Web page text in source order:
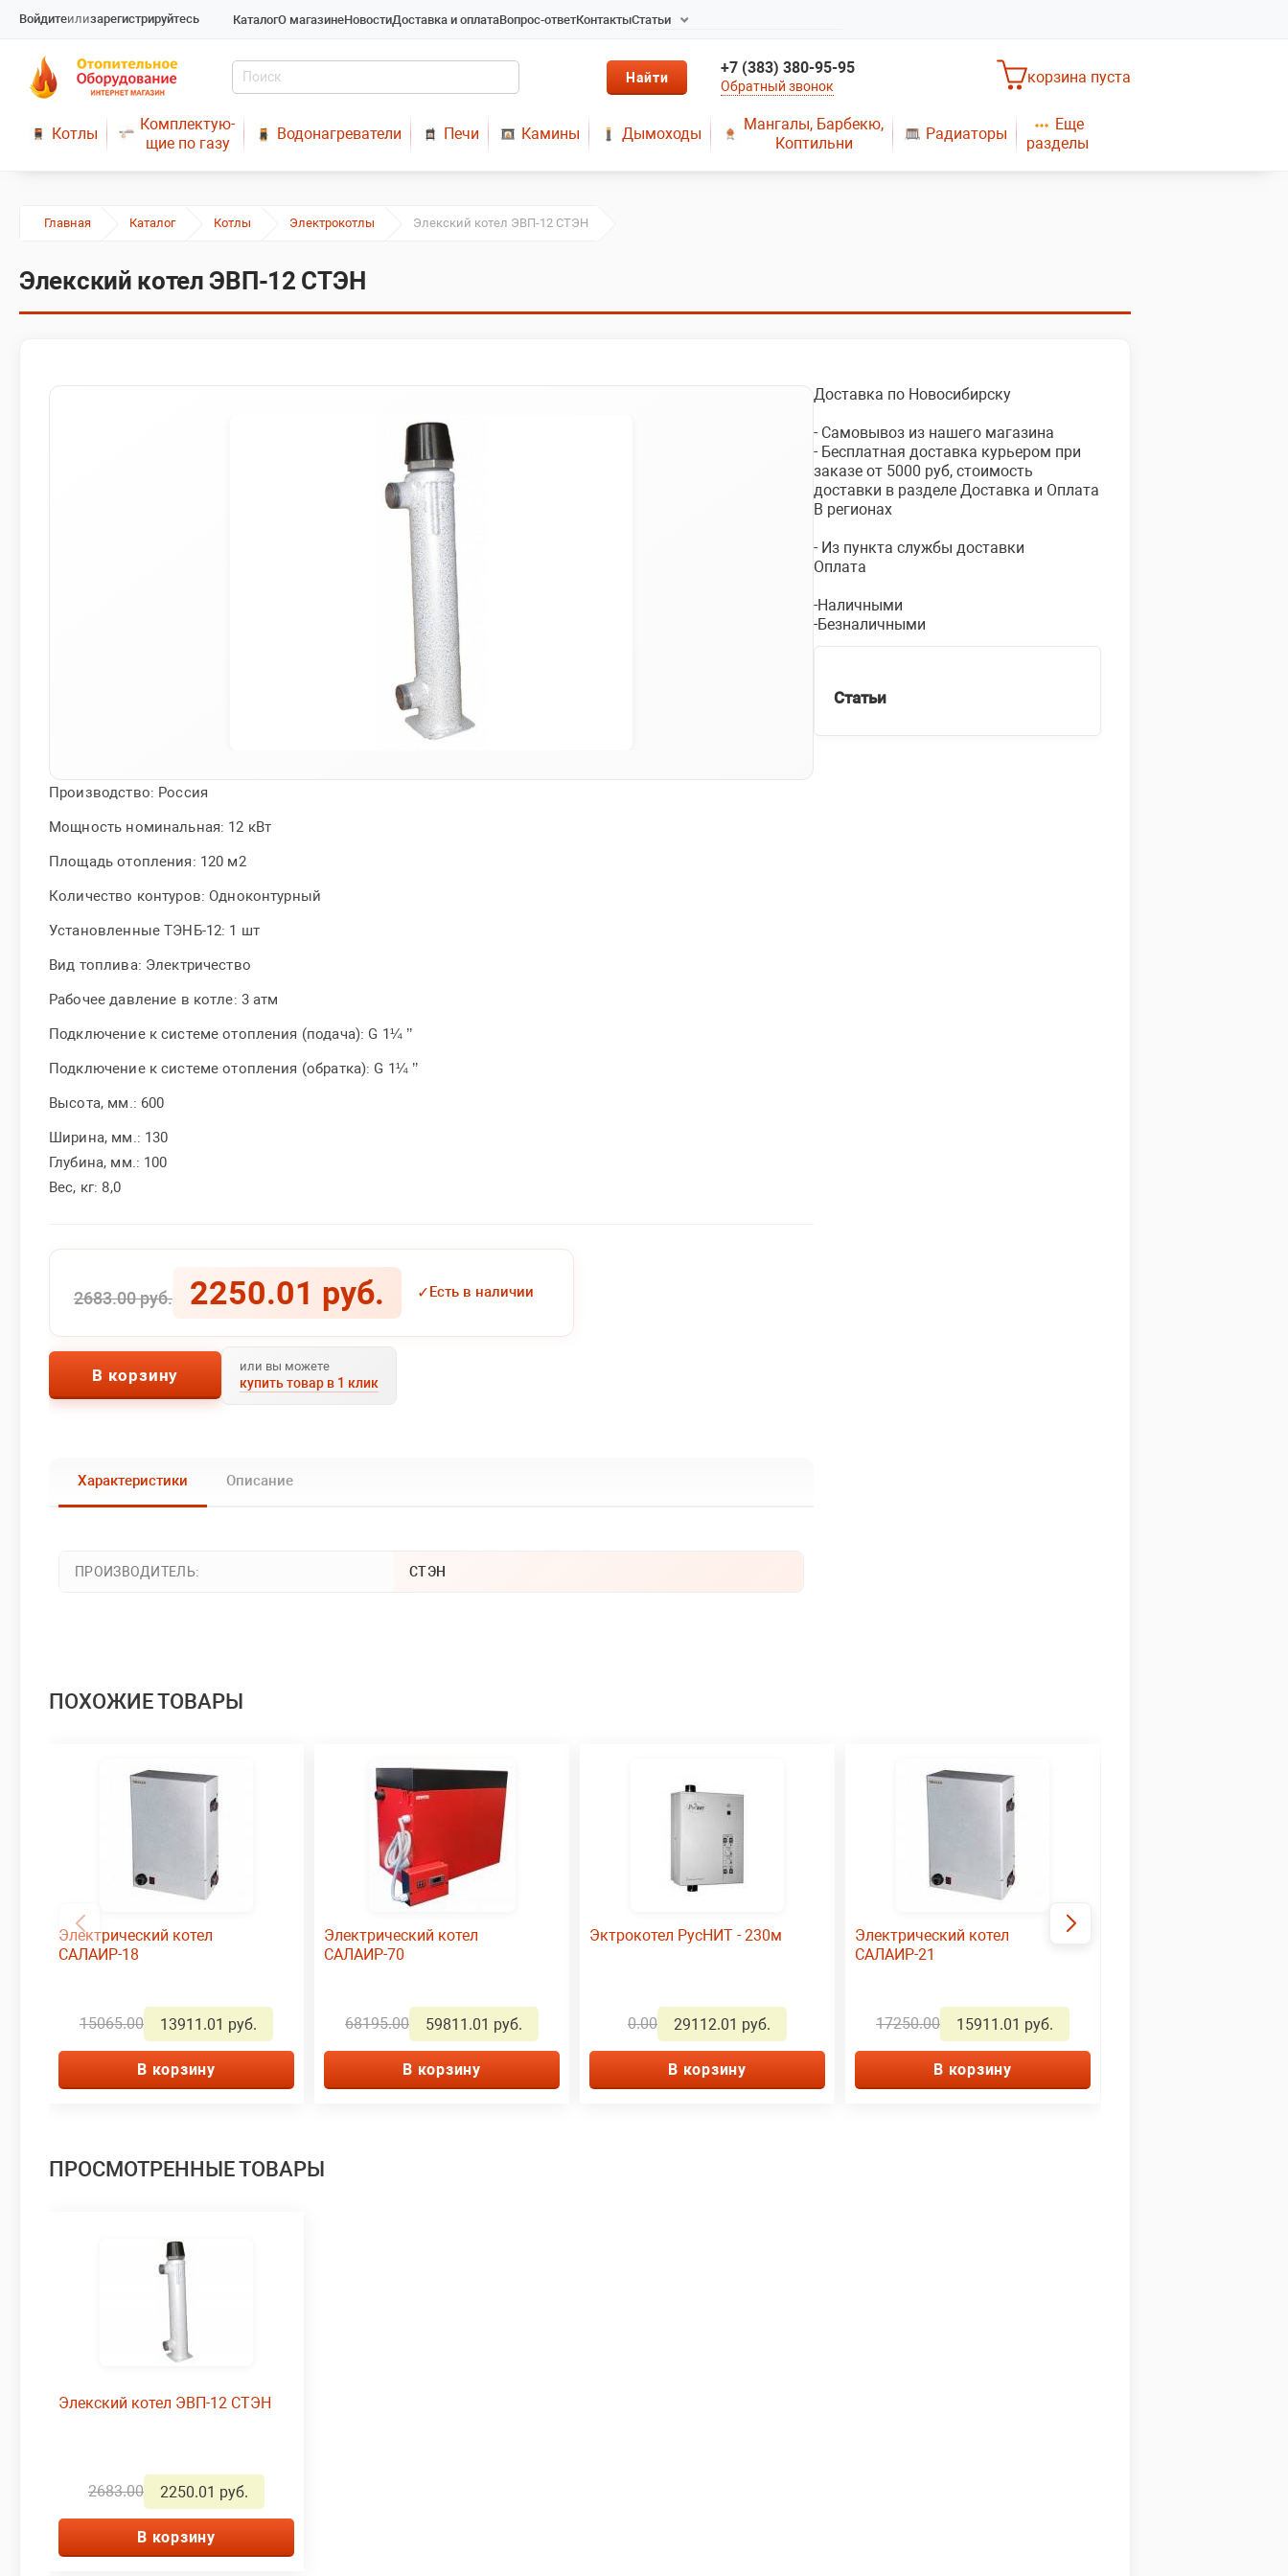
Войдитеилизарегистрируйтесь КаталогО магазинеНовостиДоставка и оплатаВопрос-ответКонтактыСтатьи
Радиаторы отопления в
Новосибирске
Твердотопливные котлы
длительного горения
+7 (383) 380-95-95
Обратный звонок
корзина пуста
Котлы
Комплектую-
щие по газу
Водонагреватели Печи Камины Дымоходы
Мангалы, Барбекю,
Коптильни
Радиаторы
Еще
разделы
Главная Каталог Котлы Электрокотлы Элекский котел ЭВП-12 СТЭН
Элекский котел ЭВП-12 СТЭН
Производство: Россия
Мощность номинальная: 12 кВт
Площадь отопления: 120 м2
Количество контуров: Одноконтурный
Установленные ТЭНБ-12: 1 шт
Вид топлива: Электричество
Рабочее давление в котле: 3 атм
Подключение к системе отопления (подача): G 1¼ ’’
Подключение к системе отопления (обратка): G 1¼ ’’
Высота, мм.: 600
Ширина, мм.: 130
Глубина, мм.: 100
Вес, кг: 8,0
2683.00 руб. 2250.01 руб. ✓Есть в наличии
В корзину или вы можете
купить товар в 1 клик
Характеристики Описание
ПРОИЗВОДИТЕЛЬ: СТЭН
Доставка по Новосибирску
- Самовывоз из нашего магазина
- Бесплатная доставка курьером при
заказе от 5000 руб, стоимость
доставки в разделе Доставка и Оплата
В регионах
- Из пункта службы доставки
Оплата
-Наличными
-Безналичными
Статьи
ПОХОЖИЕ ТОВАРЫ
Электрический котел
САЛАИР-18
15065.00 13911.01 руб.
В корзину
Электрический котел
САЛАИР-70
68195.00 59811.01 руб.
В корзину
Эктрокотел РусНИТ - 230м
0.00 29112.01 руб.
В корзину
Электрический котел
САЛАИР-21
17250.00 15911.01 руб.
В корзину
ПРОСМОТРЕННЫЕ ТОВАРЫ
Элекский котел ЭВП-12 СТЭН
2683.00 2250.01 руб.
В корзину